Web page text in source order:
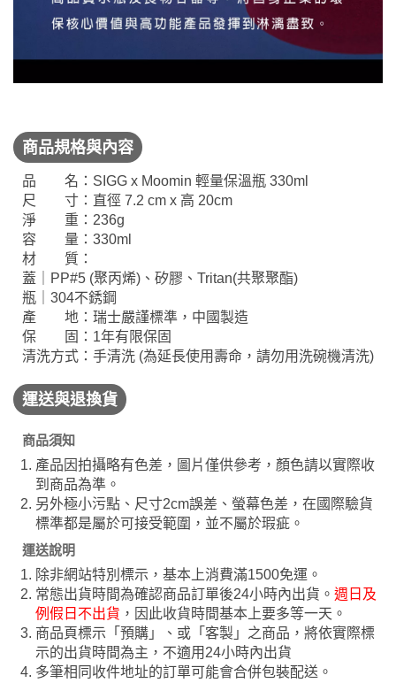
商品規格與內容
品 名：SIGG x Moomin 輕量保溫瓶 330ml
尺 寸：直徑 7.2 cm x 高 20cm
淨 重：236g
容 量：330ml
材 質：
蓋｜PP#5 (聚丙烯)、矽膠、Tritan(共聚聚酯)
瓶｜304不銹鋼
產 地：瑞士嚴謹標準，中國製造
保 固：1年有限保固
清洗方式：手清洗 (為延長使用壽命，請勿用洗碗機清洗)
運送與退換貨
商品須知
產品因拍攝略有色差，圖片僅供參考，顏色請以實際收
到商品為準。
另外極小污點、尺寸2cm誤差、螢幕色差，在國際驗貨
標準都是屬於可接受範圍，並不屬於瑕疵。
運送說明
除非網站特別標示，基本上消費滿1500免運。
常態出貨時間為確認商品訂單後24小時內出貨。 週日及
例假日不出貨 ，因此收貨時間基本上要多等一天。
商品頁標示「預購」、或「客製」之商品，將依實際標
示的出貨時間為主，不適用24小時內出貨
多筆相同收件地址的訂單可能會合併包裝配送。